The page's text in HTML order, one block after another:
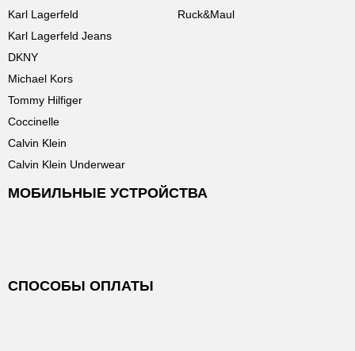
Karl Lagerfeld
Karl Lagerfeld Jeans
DKNY
Michael Kors
Tommy Hilfiger
Coccinelle
Calvin Klein
Calvin Klein Underwear
Ruck&Maul
МОБИЛЬНЫЕ УСТРОЙСТВА
СПОСОБЫ ОПЛАТЫ